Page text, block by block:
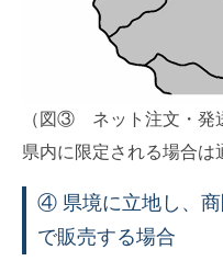
（図③ ネット注文・発
県内に限定される場合は
④ 県境に立地し、
で販売する場合